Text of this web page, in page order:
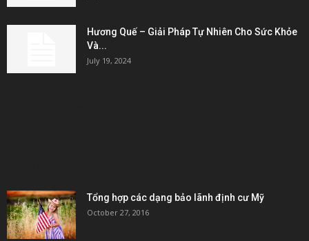
Hương Quế – Giải Pháp Tự Nhiên Cho Sức Khỏe
Và...
July 19, 2024
Tổng hợp các dạng bảo lãnh định cư Mỹ
October 27, 2016